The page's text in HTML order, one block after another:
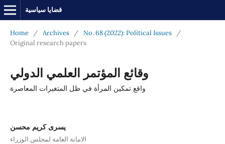
قضايا سياسية
Home / Archives / No. 68 (2022): Political Issues
/
Original research papers
وقائع المؤتمر العلمي الدولي
واقع تمكين المرأة في ظل المتغيرات المعاصرة
يسرى كريم محسن
الامانة العامة لمجلس الوزراء